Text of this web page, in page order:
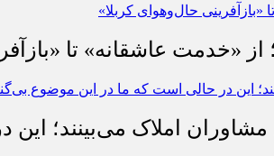
«خدمت عاشقانه» تا
املاک می‌بینند؛